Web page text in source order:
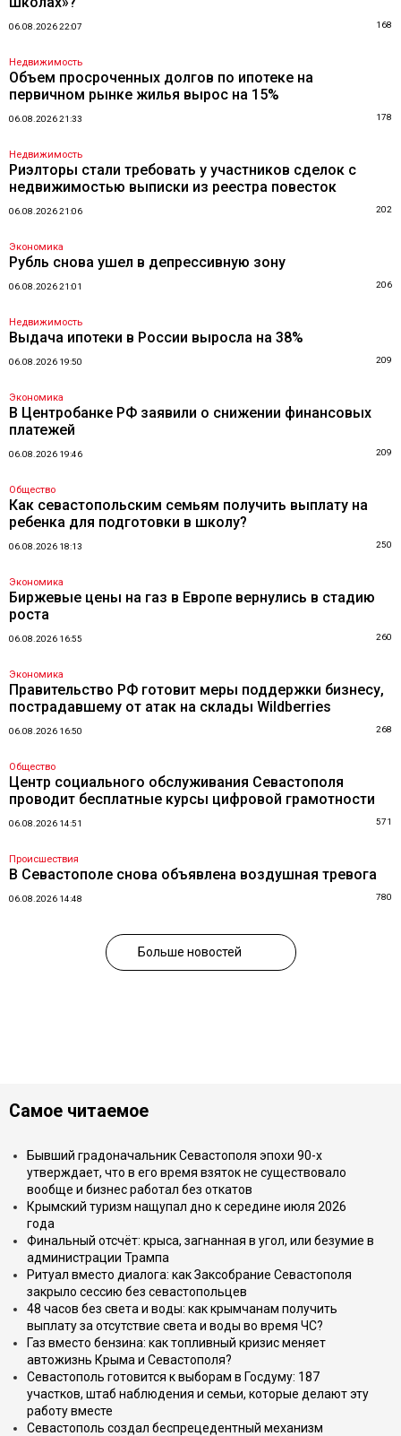
06.08.2026 22:07 168
Недвижимость
Объем просроченных долгов по ипотеке на
первичном рынке жилья вырос на 15%
06.08.2026 21:33 178
Недвижимость
Риэлторы стали требовать у участников сделок с
недвижимостью выписки из реестра повесток
06.08.2026 21:06 202
Экономика
Рубль снова ушел в депрессивную зону
06.08.2026 21:01 206
Недвижимость
Выдача ипотеки в России выросла на 38%
06.08.2026 19:50 209
Экономика
В Центробанке РФ заявили о снижении финансовых
платежей
06.08.2026 19:46 209
Общество
Как севастопольским семьям получить выплату на
ребенка для подготовки в школу?
06.08.2026 18:13 250
Экономика
Биржевые цены на газ в Европе вернулись в стадию
роста
06.08.2026 16:55 260
Экономика
Правительство РФ готовит меры поддержки бизнесу,
пострадавшему от атак на склады Wildberries
06.08.2026 16:50 268
Общество
Центр социального обслуживания Севастополя
проводит бесплатные курсы цифровой грамотности
06.08.2026 14:51 571
Происшествия
В Севастополе снова объявлена воздушная тревога
06.08.2026 14:48 780
Больше новостей
Самое читаемое
Бывший градоначальник Севастополя эпохи 90-х
утверждает, что в его время взяток не существовало
вообще и бизнес работал без откатов
Крымский туризм нащупал дно к середине июля 2026
года
Финальный отсчёт: крыса, загнанная в угол, или безумие в
администрации Трампа
Ритуал вместо диалога: как Заксобрание Севастополя
закрыло сессию без севастопольцев
48 часов без света и воды: как крымчанам получить
выплату за отсутствие света и воды во время ЧС?
Газ вместо бензина: как топливный кризис меняет
автожизнь Крыма и Севастополя?
Севастополь готовится к выборам в Госдуму: 187
участков, штаб наблюдения и семьи, которые делают эту
работу вместе
Севастополь создал беспрецедентный механизм